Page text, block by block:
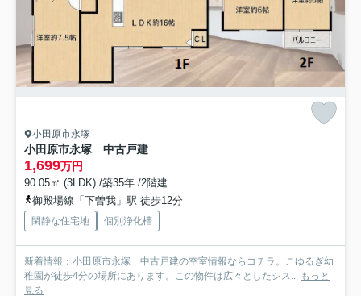
小田原市永塚
小田原市永塚 中古戸建
1,699万円
90.05㎡ (3LDK) /築35年 /2階建
御殿場線「下曽我」駅 徒歩12分
閑静な住宅地 個別浄化槽
新着情報：小田原市永塚 中古戸建の空室情報ならコチラ。こゆるぎ幼
稚園が徒歩4分の場所にあります。この物件は広々としたシス... もっと
見る